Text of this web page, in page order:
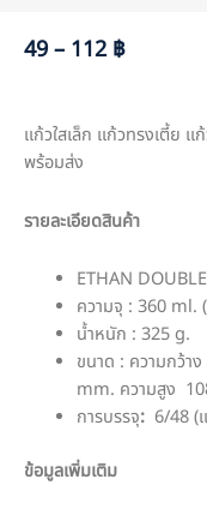
49 – 112 ฿
แก้วใสเล็ก แก้วทรงเตี้ย แ
พร้อมส่ง
รายละเอียดสินค้า
ETHAN
ความจุ : 360 ml.
น้ำหนัก : 325 g.
ขนาด : ความกว้า
mm. ความสูง
การบรรจุ:6/48 (แ
ข้อมูลเพิ่มเติม